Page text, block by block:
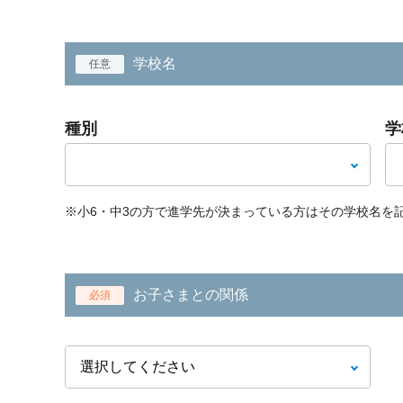
任意 学校名
種別
※小6・中3の方で進学先が決まっている方はその学校名を
必須 お子さまとの関係